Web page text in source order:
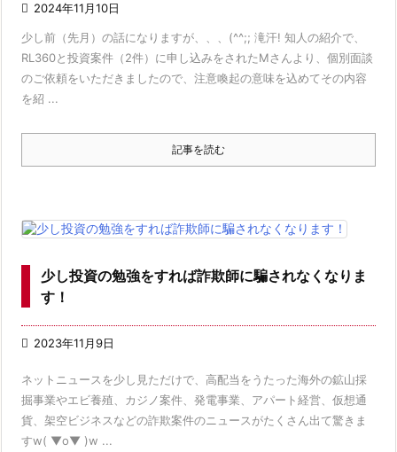
 2024年11月10日
少し前（先月）の話になりますが、、、(^^;; 滝汗! 知人の紹介で、
RL360と投資案件（2件）に申し込みをされたMさんより、個別面談
のご依頼をいただきましたので、注意喚起の意味を込めてその内容
を紹 ...
記事を読む
少し投資の勉強をすれば詐欺師に騙されなくなりま
す！
 2023年11月9日
ネットニュースを少し見ただけで、高配当をうたった海外の鉱山採
掘事業やエビ養殖、カジノ案件、発電事業、アパート経営、仮想通
貨、架空ビジネスなどの詐欺案件のニュースがたくさん出て驚きま
すw( ▼o▼ )w ...